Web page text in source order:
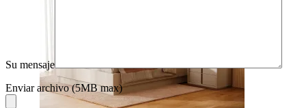
Su mensaje
Enviar archivo (5MB max)